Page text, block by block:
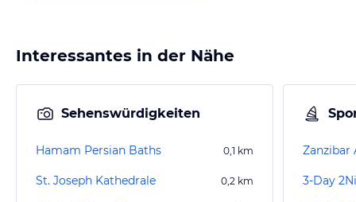
Interessantes in der Nähe
Sehenswürdigkeiten
Hamam Persian Baths 0,1 km
St. Joseph Kathedrale 0,2 km
Zanzibar